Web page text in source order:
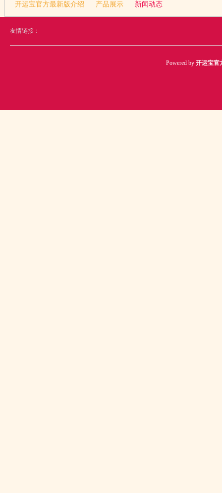
开运宝官方最新版介绍 产品展示 新闻动态
友情链接：
Powered by 开运宝官